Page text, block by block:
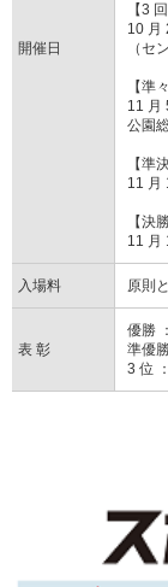
開催日
【3
10 月
（セ
【準
11 月
公園
【準
11 月
【決
11 月
入場料 原則
表 彰
優勝
準優
3 位